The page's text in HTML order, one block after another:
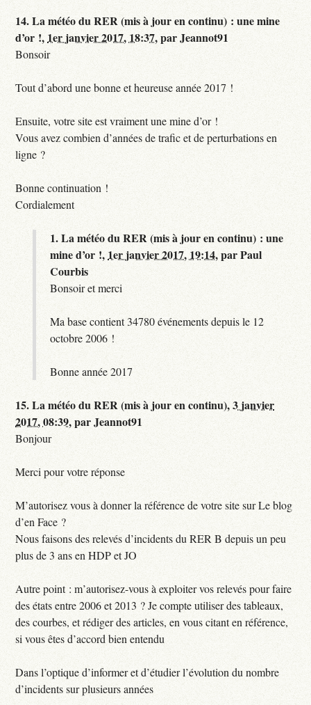
14.La météo du RER (mis à jour en continu) : une mine
d’or !, 1er janvier 2017, 18:37,parJeannot91
Bonsoir
Tout d’abord une bonne et heureuse année 2017 !
Ensuite, votre site est vraiment une mine d’or !
Vous avez combien d’années de trafic et de perturbations en
ligne ?
Bonne continuation !
Cordialement
1.La météo du RER (mis à jour en continu) : une
mine d’or !, 1er janvier 2017, 19:14,parPaul
Courbis
Bonsoir et merci
Ma base contient 34780 événements depuis le 12
octobre 2006 !
Bonne année 2017
15.La météo du RER (mis à jour en continu),3 janvier
2017, 08:39,parJeannot91
Bonjour
Merci pour votre réponse
M’autorisez vous à donner la référence de votre site sur Le blog
d’en Face ?
Nous faisons des relevés d’incidents du RER B depuis un peu
plus de 3 ans en HDP et JO
Autre point : m’autorisez-vous à exploiter vos relevés pour faire
des états entre 2006 et 2013 ? Je compte utiliser des tableaux,
des courbes, et rédiger des articles, en vous citant en référence,
si vous êtes d’accord bien entendu
Dans l’optique d’informer et d’étudier l’évolution du nombre
d’incidents sur plusieurs années